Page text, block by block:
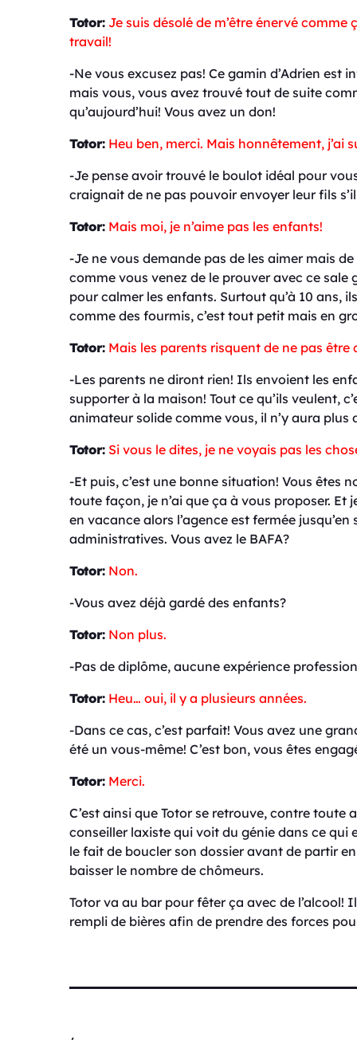
Totor: Je suis désolé de m’être énervé comme
travail!
-Ne vous excusez pas! Ce gamin d’Adrien est
mais vous, vous avez trouvé tout de suite
qu’aujourd’hui! Vous avez un don!
Totor: Heu ben, merci. Mais honnêtement, j’ai
-Je pense avoir trouvé le boulot idéal pour
craignait de ne pas pouvoir envoyer leur fils
Totor: Mais moi, je n’aime pas les enfants!
-Je ne vous demande pas de les aimer mais
comme vous venez de le prouver avec ce sale
pour calmer les enfants. Surtout qu’à 10 ans,
comme des fourmis, c’est tout petit mais en
Totor: Mais les parents risquent de ne pas
-Les parents ne diront rien! Ils envoient les
supporter à la maison! Tout ce qu’ils veulent,
animateur solide comme vous, il n’y aura
Totor: Si vous le dites, je ne voyais pas les
-Et puis, c’est une bonne situation! Vous êtes
toute façon, je n’ai que ça à vous proposer. Et
en vacance alors l’agence est fermée
administratives. Vous avez le BAFA?
Totor: Non.
-Vous avez déjà gardé des enfants?
Totor: Non plus.
-Pas de diplôme, aucune expérience
Totor: Heu… oui, il y a plusieurs années.
-Dans ce cas, c’est parfait! Vous avez une
été un vous-même! C’est bon, vous êtes
Totor: Merci.
C’est ainsi que Totor se retrouve, contre
conseiller laxiste qui voit du génie dans ce
le fait de boucler son dossier avant de partir
baisser le nombre de chômeurs.
Totor va au bar pour fêter ça avec de l’alcool!
rempli de bières afin de prendre des forces